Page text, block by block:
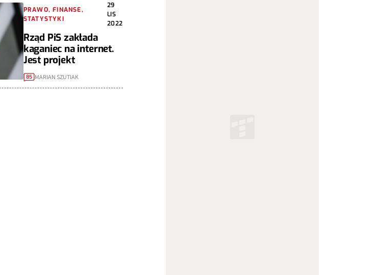
PRAWO, FINANSE,
STATYSTYKI
29
LIS
2022
Rząd PiS zakłada
kaganiec na internet.
Jest projekt
85 MARIAN SZUTIAK